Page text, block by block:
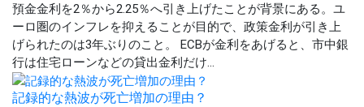
預金金利を2％から2.25％へ引き上げたことが背景にある。ユ
ーロ圏のインフレを抑えることが目的で、政策金利が引き上
げられたのは3年ぶりのこと。 ECBが金利をあげると、市中銀
行は住宅ローンなどの貸出金利だけ...
記録的な熱波が死亡増加の理由？